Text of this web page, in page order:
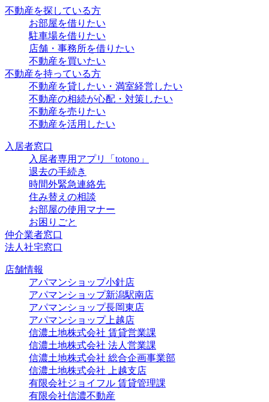
不動産を探している方
お部屋を借りたい
駐車場を借りたい
店舗・事務所を借りたい
不動産を買いたい
不動産を持っている方
不動産を貸したい・満室経営したい
不動産の相続が心配・対策したい
不動産を売りたい
不動産を活用したい
入居者窓口
入居者専用アプリ「totono」
退去の手続き
時間外緊急連絡先
住み替えの相談
お部屋の使用マナー
お困りごと
仲介業者窓口
法人社宅窓口
店舗情報
アパマンショップ小針店
アパマンショップ新潟駅南店
アパマンショップ長岡東店
アパマンショップ上越店
信濃土地株式会社 賃貸営業課
信濃土地株式会社 法人営業課
信濃土地株式会社 総合企画事業部
信濃土地株式会社 上越支店
有限会社ジョイフル 賃貸管理課
有限会社信濃不動産